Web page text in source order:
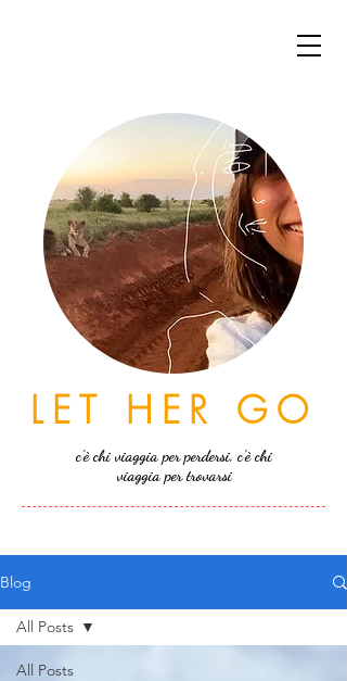
LET HER GO
c'è chi viaggia per perdersi, c'è chi
viaggia per trovarsi
Blog
All Posts
All Posts